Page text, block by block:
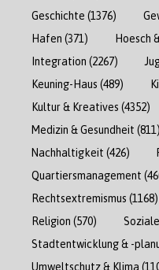
Geschichte (1376)
Hafen (371) Hoesch
Integration (2267)
Keuning-Haus (489)
Kultur & Kreatives (4352)
Medizin & Gesundheit (811)
Nachhaltigkeit (426)
Quartiersmanagement
Rechtsextremismus (1168)
Religion (570)
Stadtentwicklung & -
Umweltschutz & Klima